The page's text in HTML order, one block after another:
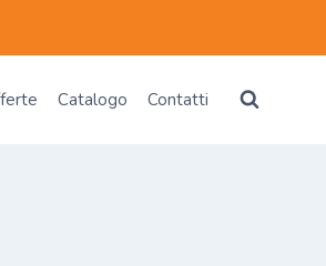
Catalogo Contatti